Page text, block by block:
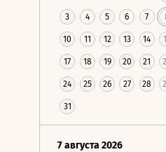
3 4 5 6 7
10 11 12 13 14
17 18 19 20 21
24 25 26 27 28
31
7 августа 2026